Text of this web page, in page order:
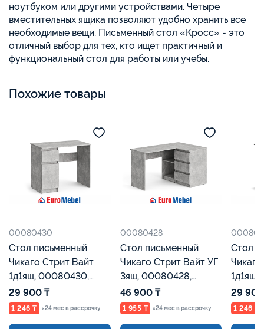
ноутбуком или другими устройствами. Четыре
вместительных ящика позволяют удобно хранить все
необходимые вещи. Письменный стол «Кросс» - это
отличный выбор для тех, кто ищет практичный и
функциональный стол для работы или учебы.
Похожие товары
00080430
Стол письменный
Чикаго Стрит Вайт
1д1ящ, 00080430,
Бетон, Евромебель
29 900 ₸
1 246 ₸ ×24 мес в рассрочку
00080428
Стол письменный
Чикаго Стрит Вайт УГ
3ящ, 00080428,
Бетон, Евромебель
46 900 ₸
1 955 ₸ ×24 мес в рассрочку
Стол
1д1ящ,
29
1 246 ₸